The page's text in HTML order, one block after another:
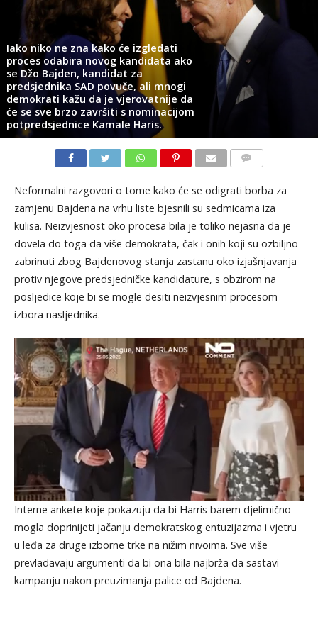
Iako niko ne zna kako će izgledati
proces odabira novog kandidata ako
se Džo Bajden, kandidat za
predsjednika SAD povuče, ali mnogi
demokrati kažu da je vjerovatnije da
će se sve brzo završiti s nominacijom
potpredsjednice Kamale Haris.
Neformalni razgovori o tome kako će se odigrati borba za
zamjenu Bajdena na vrhu liste bjesnili su sedmicama iza
kulisa. Neizvjesnost oko procesa bila je toliko nejasna da je
dovela do toga da više demokrata, čak i onih koji su ozbiljno
zabrinuti zbog Bajdenovog stanja zastanu oko izjašnjavanja
protiv njegove predsjedničke kandidature, s obzirom na
posljedice koje bi se mogle desiti neizvjesnim procesom
izbora nasljednika.
Interne ankete koje pokazuju da bi Harris barem djelimično
mogla doprinijeti jačanju demokratskog entuzijazma i vjetru
u leđa za druge izborne trke na nižim nivoima. Sve više
prevladavaju argumenti da bi ona bila najbrža da sastavi
kampanju nakon preuzimanja palice od Bajdena.